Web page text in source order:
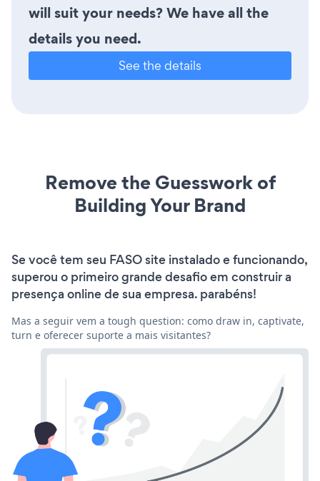
will suit your needs? We have all the
details you need.
See the details
Remove the Guesswork of
Building Your Brand
Se você tem seu FASO site instalado e funcionando,
superou o primeiro grande desafio em construir a
presença online de sua empresa. parabéns!
Mas a seguir vem a tough question: como draw in, captivate,
turn e oferecer suporte a mais visitantes?